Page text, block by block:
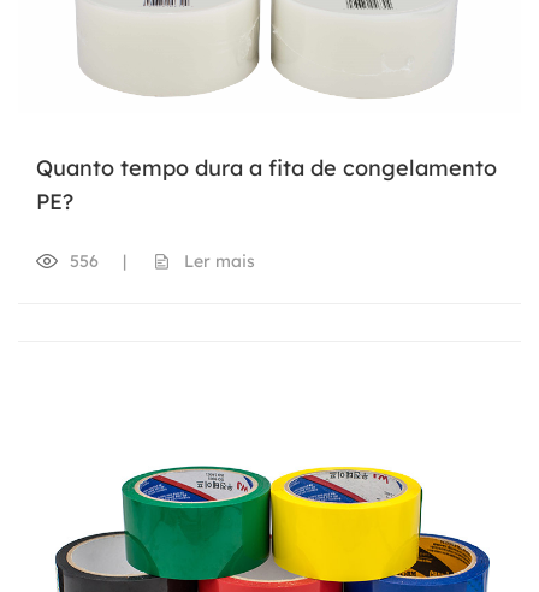
Quanto tempo dura a fita de congelamento
PE?
556 | Ler mais